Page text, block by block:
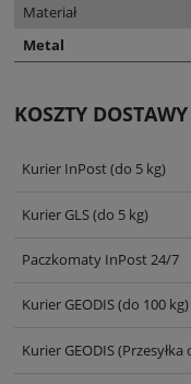
Materiał
Metal
KOSZTY DOSTAWY
Kurier InPost(do 5 kg)
Kurier GLS(do 5 kg)
Paczkomaty InPost 24/7
Kurier GEODIS(do 100 kg)
Kurier GEODIS(Przesyłka